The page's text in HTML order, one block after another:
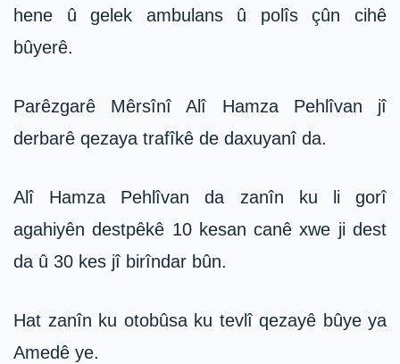
hene û gelek ambulans û polîs çûn cihê
bûyerê.
Parêzgarê Mêrsînî Alî Hamza Pehlîvan jî
derbarê qezaya trafîkê de daxuyanî da.
Alî Hamza Pehlîvan da zanîn ku li gorî
agahiyên destpêkê 10 kesan canê xwe ji dest
da û 30 kes jî birîndar bûn.
Hat zanîn ku otobûsa ku tevlî qezayê bûye ya
Amedê ye.